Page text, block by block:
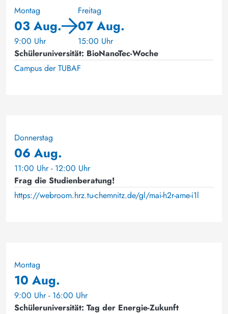
Montag
03 Aug.
9:00 Uhr
Freitag
07 Aug.
15:00 Uhr
Schüleruniversität: BioNanoTec-Woche
Campus der TUBAF
Donnerstag
06 Aug.
11:00 Uhr - 12:00 Uhr
Frag die Studienberatung!
https://webroom.hrz.tu-chemnitz.de/gl/mai-h2r-ame-i1l
Montag
10 Aug.
9:00 Uhr - 16:00 Uhr
Schüleruniversität: Tag der Energie-Zukunft